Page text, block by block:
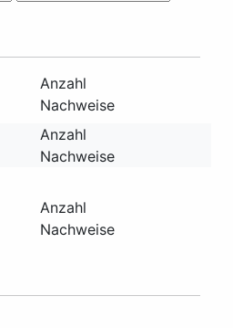
Anzahl
Nachweise
Anzahl
Nachweise
Anzahl
Nachweise